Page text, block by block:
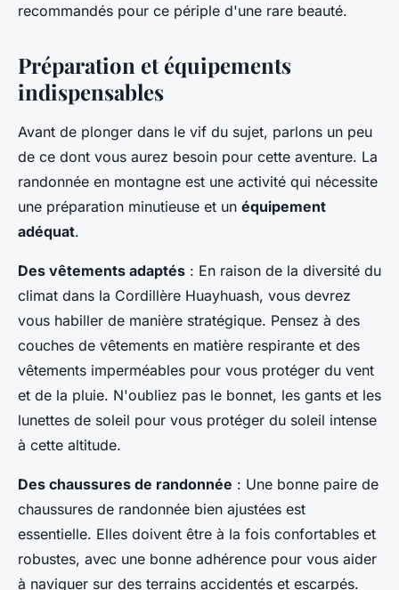
recommandés pour ce périple d'une rare beauté.
Préparation et équipements
indispensables
Avant de plonger dans le vif du sujet, parlons un peu
de ce dont vous aurez besoin pour cette aventure. La
randonnée en montagne est une activité qui nécessite
une préparation minutieuse et un équipement
adéquat.
Des vêtements adaptés : En raison de la diversité du
climat dans la Cordillère Huayhuash, vous devrez
vous habiller de manière stratégique. Pensez à des
couches de vêtements en matière respirante et des
vêtements imperméables pour vous protéger du vent
et de la pluie. N'oubliez pas le bonnet, les gants et les
lunettes de soleil pour vous protéger du soleil intense
à cette altitude.
Des chaussures de randonnée : Une bonne paire de
chaussures de randonnée bien ajustées est
essentielle. Elles doivent être à la fois confortables et
robustes, avec une bonne adhérence pour vous aider
à naviguer sur des terrains accidentés et escarpés.